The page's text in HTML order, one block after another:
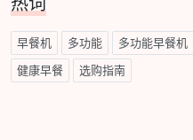
早餐机 多功能 多功能早餐机
健康早餐 选购指南